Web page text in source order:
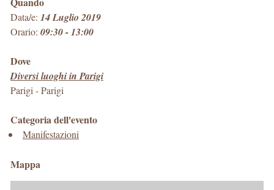
Data/e: 14 Luglio 2019
Orario: 09:30 - 13:00
Dove
Diversi luoghi in Parigi
Parigi -Parigi
Categoria dell'evento
Manifestazioni
Mappa